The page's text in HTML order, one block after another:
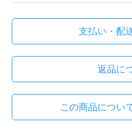
支払い・配
返品に
この商品につい